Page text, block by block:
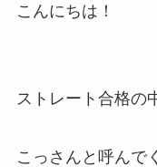
こんにちは！
ストレート合格の
こっさんと呼んで